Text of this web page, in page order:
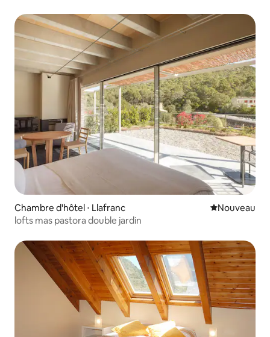
Chambre d'hôtel ⋅ Llafranc Nouvel
Nouveau
lofts mas pastora double jardin